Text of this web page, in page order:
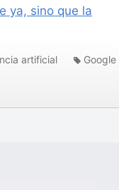
ya, sino que la
artificial Google